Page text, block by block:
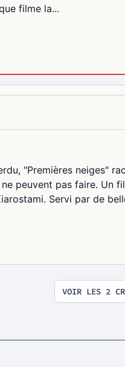
filme la...
"Premières neiges"
peuvent pas faire. Un
Servi par de
VOIR LES 2